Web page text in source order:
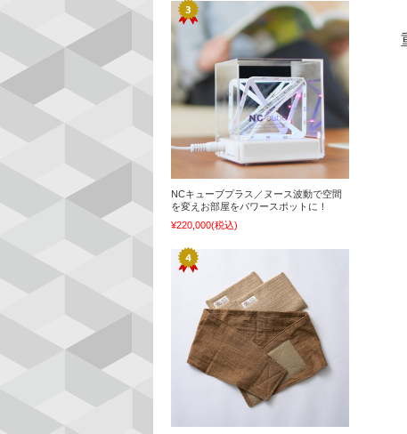
NCキューブプラス／ヌース波動で空間
を変えお部屋をパワースポットに！
¥220,000(税込)